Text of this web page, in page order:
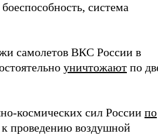
система
самолетов ВКС России в
уничтожают по
космических сил России по
к проведению воздушной